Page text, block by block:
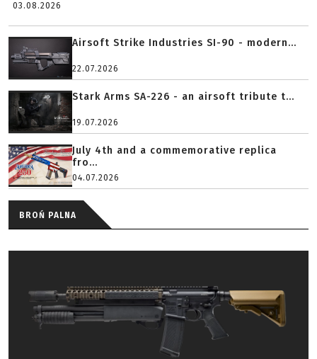
03.08.2026
Airsoft Strike Industries SI-90 - modern...
22.07.2026
Stark Arms SA-226 - an airsoft tribute t...
19.07.2026
July 4th and a commemorative replica
fro...
04.07.2026
BROŃ PALNA